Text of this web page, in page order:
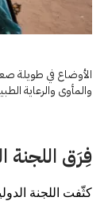
الأوضاع في طويلة
والمأوى والرعاية
فِرَق اللجنة
كثّفت اللجنة